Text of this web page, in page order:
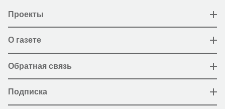
Проекты
О газете
Обратная связь
Подписка